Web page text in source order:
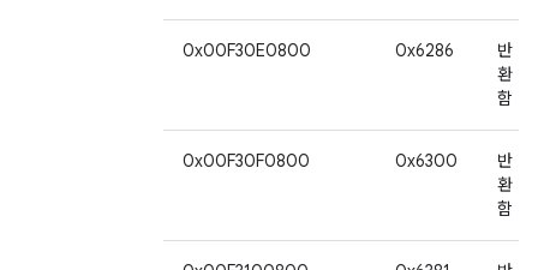
0x00F30E0800 0x6286
반
환
함
0x00F30F0800 0x6300
반
환
함